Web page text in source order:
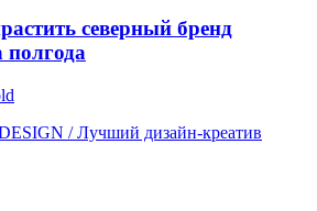
северный бренд
полгода
/ Лучший дизайн-креатив